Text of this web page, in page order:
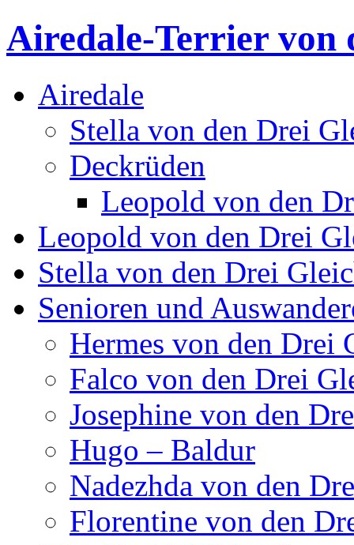
Airedale-Terrier von
Airedale
Stella von den Drei
Deckrüden
Leopold von den
Leopold von den Drei
Stella von den Drei
Senioren und
Hermes von den Drei
Falco von den Drei
Josephine von den
Hugo – Baldur
Nadezhda von den
Florentine von den